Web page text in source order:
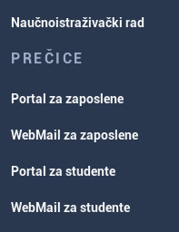
Naučnoistraživački rad
PREČICE
Portal za zaposlene
WebMail za zaposlene
Portal za studente
WebMail za studente